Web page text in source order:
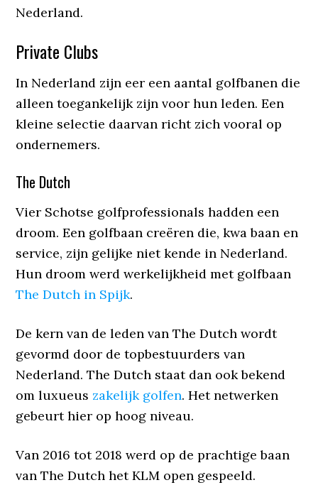
Nederland.
Private Clubs
In Nederland zijn eer een aantal golfbanen die
alleen toegankelijk zijn voor hun leden. Een
kleine selectie daarvan richt zich vooral op
ondernemers.
The Dutch
Vier Schotse golfprofessionals hadden een
droom. Een golfbaan creëren die, kwa baan en
service, zijn gelijke niet kende in Nederland.
Hun droom werd werkelijkheid met golfbaan
The Dutch in Spijk.
De kern van de leden van The Dutch wordt
gevormd door de topbestuurders van
Nederland. The Dutch staat dan ook bekend
om luxueus zakelijk golfen. Het netwerken
gebeurt hier op hoog niveau.
Van 2016 tot 2018 werd op de prachtige baan
van The Dutch het KLM open gespeeld.